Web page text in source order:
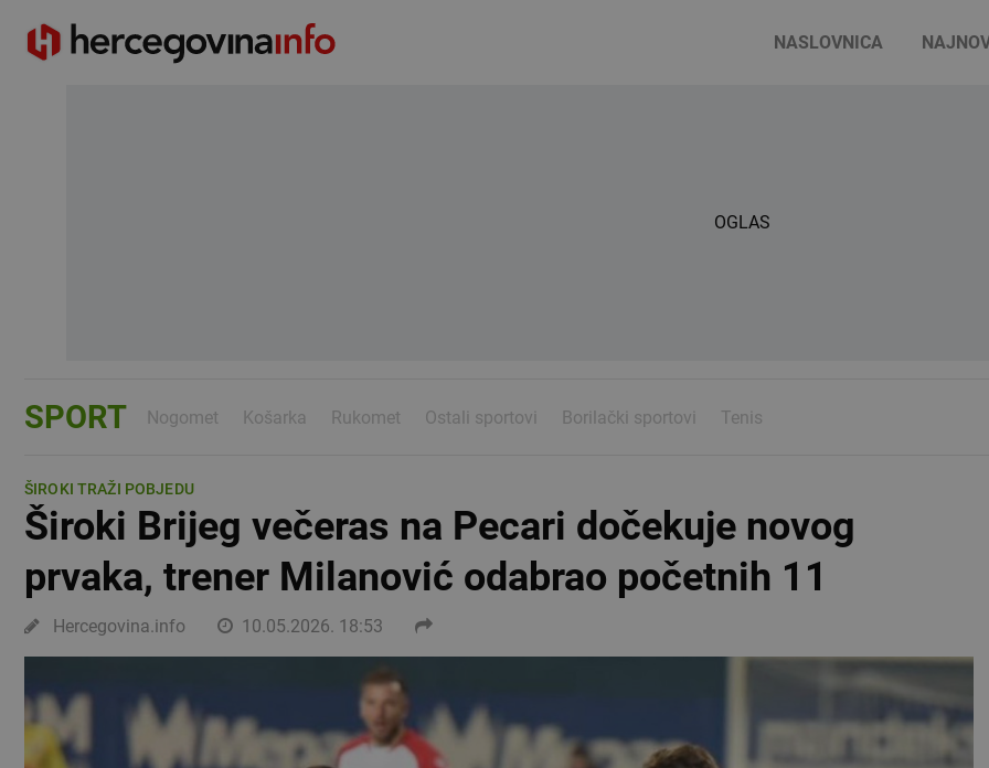
NASLOVNICA
OGLAS
SPORT Nogomet Košarka Rukomet Ostali sportovi Borilački sportovi Tenis
ŠIROKI TRAŽI POBJEDU
Široki Brijeg večeras na Pecari dočekuje novog
prvaka, trener Milanović odabrao početnih 11
Hercegovina.info 10.05.2026. 18:53